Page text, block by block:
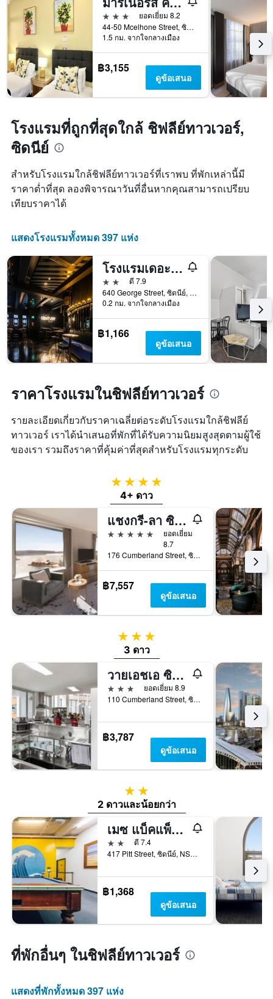
สัปดาห์
แผนภูมิ
มี
Y
1
แกน
แแส
ดง
เฉลี่ย
ของ
ห้อง
พัก
3 ดาว
ยอดเยี่ยม 8.2
44-50 Mcelhone Street, ซิดนีย์, NSW, ออสเตรเลีย
1.5 กม. จากใจกลางเมือง
฿3,155
ดูข้อเสนอ
โรงแรมที่ถูกที่สุดใกล้ ชิฟลีย์ทาวเวอร์,
ซิดนีย์
สำหรับโรงแรมใกล้ชิฟลีย์ทาวเวอร์ที่เราพบ ที่พักเหล่านี้มี
ราคาต่ำที่สุด ลองพิจารณาวันที่อื่นหากคุณสามารถเปรียบ
เทียบราคาได้
แสดงโรงแรมทั้งหมด 397 แห่ง
โรงแรมเดอะแคปซูล - โฮสเทล
2 ดาว
ดี 7.9
640 George Street, ซิดนีย์, NSW, ออสเตรเลีย
0.2 กม. จากใจกลางเมือง
฿1,166
ดูข้อเสนอ
ราคาโรงแรมในชิฟลีย์ทาวเวอร์
รายละเอียดเกี่ยวกับราคาเฉลี่ยต่อระดับโรงแรมใกล้ชิฟลีย์
ทาวเวอร์ เราได้นำเสนอที่พักที่ได้รับความนิยมสูงสุดตามผู้ใช้
ของเรา รวมถึงราคาที่คุ้มค่าที่สุดสำหรับโรงแรมทุกระดับ
4 ดาว
4+ ดาว
แชงกรี-ลา ซิดนีย์
5 ดาว
ยอดเยี่ยม
8.7
176 Cumberland Street, ซิดนีย์, NSW, ออสเตรเลีย
฿7,557
ดูข้อเสนอ
3 ดาว
3 ดาว
วายเอชเอ ซิดนีย์ ฮาร์เบอร์
3 ดาว
ยอดเยี่ยม 8.9
110 Cumberland Street, ซิดนีย์, NSW, ออสเตรเลีย
฿3,787
ดูข้อเสนอ
2 ดาว
2 ดาวและน้อยกว่า
เมซ แบ็คแพ็คเกอร์
2 ดาว
ดี 7.4
417 Pitt Street, ซิดนีย์, NSW, ออสเตรเลีย
฿1,368
ดูข้อเสนอ
ที่พักอื่นๆ ในชิฟลีย์ทาวเวอร์
แสดงที่พักทั้งหมด 397 แห่ง